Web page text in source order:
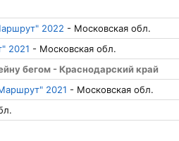
2022 - Московская обл.
2021 - Московская обл.
бегом - Краснодарский край
2021 - Московская обл.